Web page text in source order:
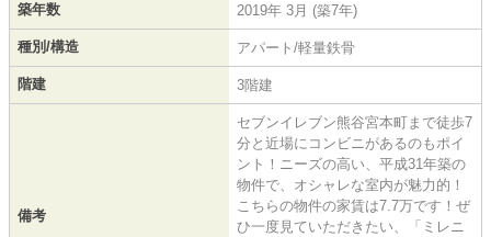
築年数 2019年 3月 (築7年)
種別/構造 アパート/軽量鉄骨
階建 3階建
備考
セブンイレブン熊谷宮本町まで徒歩7
分と近場にコンビニがあるのもポイ
ント！ニーズの高い、平成31年築の
物件で、オシャレな室内が魅力的！
こちらの物件の家賃は7.7万です！ぜ
ひ一度見ていただきたい、「ミレニ